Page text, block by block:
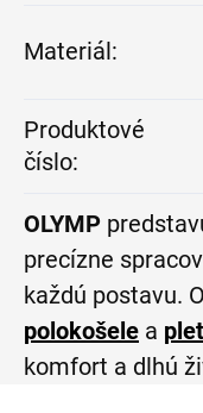
Materiál:
Produktové
číslo:
OLYMP
precízne
každú postavu.
polokošele a
komfort a dlhú